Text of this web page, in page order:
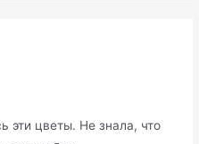
эти цветы. Не знала, что